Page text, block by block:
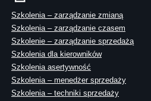
Szkolenia – zarządzanie zmianą
Szkolenia – zarządzanie czasem
Szkolenie – zarządzanie sprzedażą
Szkolenia dla kierowników
Szkolenia asertywność
Szkolenia – menedżer sprzedaży
Szkolenia – techniki sprzedaży